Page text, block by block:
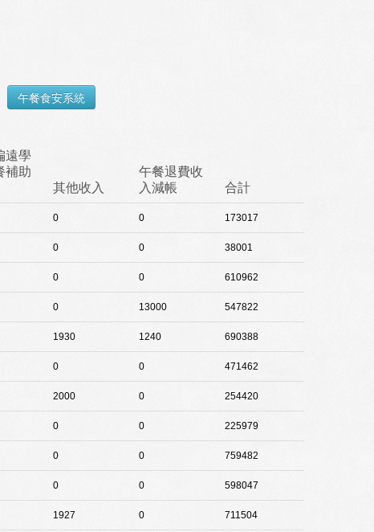
遠學
補助
其他收入
午餐退費收
入減帳
合計
0 0 173017
0 0 38001
0 0 610962
0 13000 547822
1930 1240 690388
0 0 471462
2000 0 254420
0 0 225979
0 0 759482
0 0 598047
1927 0 711504